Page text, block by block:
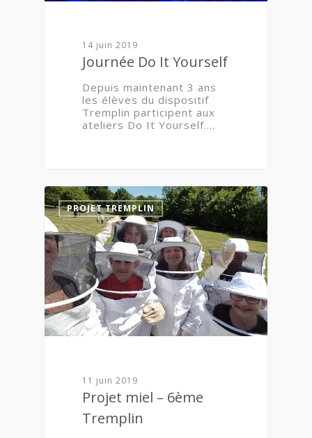
14 juin 2019
Journée Do It Yourself
Depuis maintenant 3 ans
les élèves du dispositif
Tremplin participent aux
ateliers Do It Yourself.…
PROJET TREMPLIN
11 juin 2019
Projet miel – 6ème
Tremplin
0